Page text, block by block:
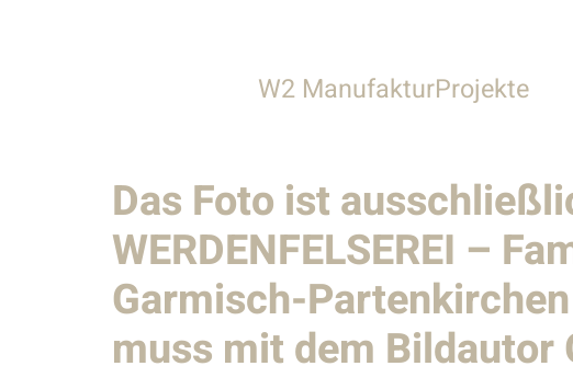
W2 Manufaktur
Leistungen
Team
Stellenangebote
Projekte
Gastronomie &
Gewerbe &
Privathäuser
Wohnbau
Innenarchitektur
Das Foto ist
WERDENFELSEREI –
Garmisch-
muss mit dem